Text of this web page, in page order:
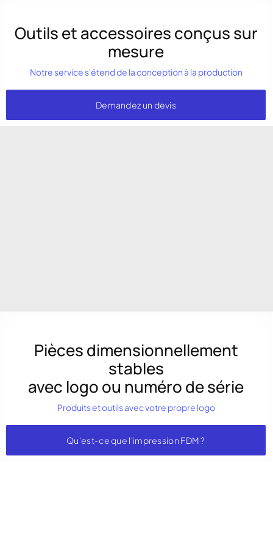
Outils et accessoires conçus sur
mesure
Notre service s'étend de la conception à la production
Demandez un devis
Pièces dimensionnellement
stables
avec logo ou numéro de série
Produits et outils avec votre propre logo
Qu'est-ce que l'impression FDM ?